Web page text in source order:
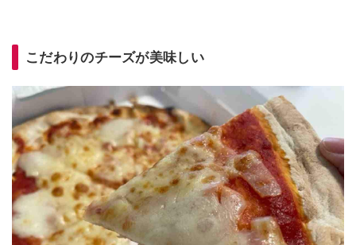
こだわりのチーズが美味しい